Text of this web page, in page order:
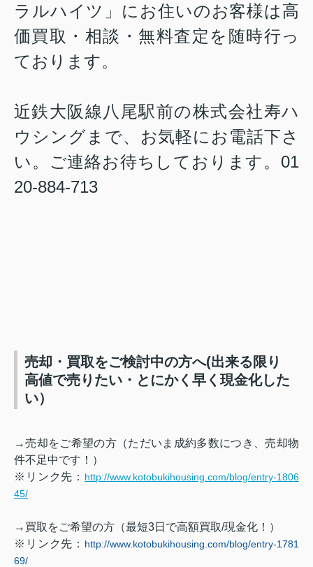
ラルハイツ」にお住いのお客様は高
価買取・相談・無料査定を随時行っ
ております。
近鉄大阪線八尾駅前の株式会社寿ハ
ウシングまで、お気軽にお電話下さ
い。ご連絡お待ちしております。01
20-884-713
売却・買取をご検討中の方へ(出来る限り
高値で売りたい・とにかく早く現金化した
い）
→売却をご希望の方（ただいま成約多数につき、売却物
件不足中です！）
※リンク先： http://www.kotobukihousing.com/blog/entry-1806
45/
→買取をご希望の方（最短3日で高額買取/現金化！）
※リンク先： http://www.kotobukihousing.com/blog/entry-1781
69/